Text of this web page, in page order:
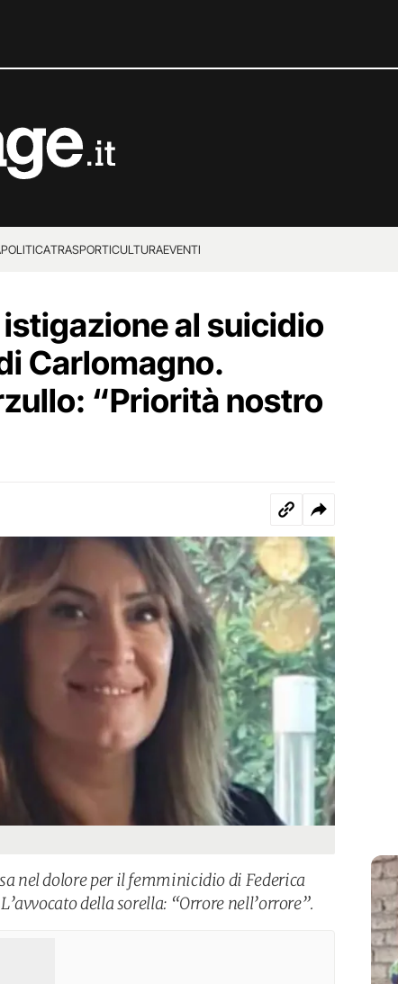
POLITICATRASPORTICULTURAEVENTI
al suicidio
Carlomagno.
“Priorità nostro
nel dolore per il femminicidio di Federica
della sorella: “Orrore nell’orrore”.